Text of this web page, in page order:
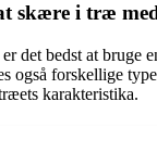
skære i træ
det bedst at
også forskellige
karakteristika.